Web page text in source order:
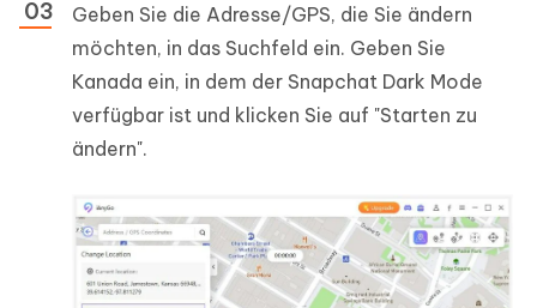
Geben Sie die Adresse/GPS, die Sie ändern
möchten, in das Suchfeld ein. Geben Sie
Kanada ein, in dem der Snapchat Dark Mode
verfügbar ist und klicken Sie auf "Starten zu
ändern".